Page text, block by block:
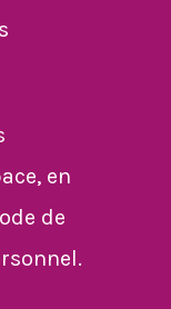
en
de